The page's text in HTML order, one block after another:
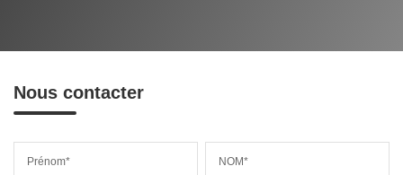
Nous contacter
Prénom* NOM*